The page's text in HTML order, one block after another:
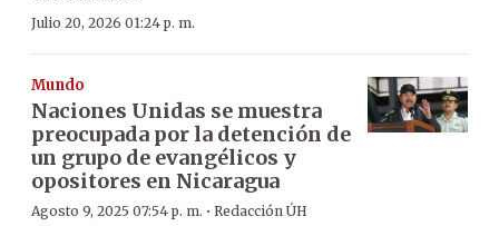
Julio 20, 2026 01:24 p. m.
Mundo
Naciones Unidas se muestra
preocupada por la detención de
un grupo de evangélicos y
opositores en Nicaragua
Agosto 9, 2025 07:54 p. m. · Redacción ÚH